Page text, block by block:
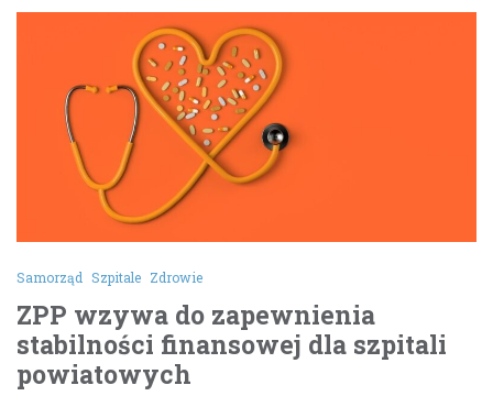
Samorząd Szpitale Zdrowie
ZPP wzywa do zapewnienia
stabilności finansowej dla szpitali
powiatowych